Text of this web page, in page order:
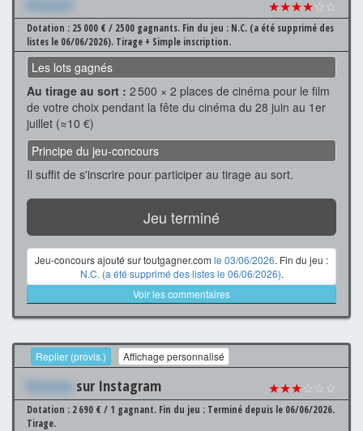
Xxxxxxx ★★★★☆☆
Dotation : 25 000 € / 2500 gagnants. Fin du jeu : N.C. (a été supprimé des
listes le 06/06/2026). Tirage + Simple inscription.
Les lots gagnés
Au tirage au sort : 2 500 × 2 places de cinéma pour le film
de votre choix pendant la fête du cinéma du 28 juin au 1er
juillet (≈10 €)
Principe du jeu-concours
Il suffit de s'inscrire pour participer au tirage au sort.
Jeu terminé
Jeu-concours ajouté sur toutgagner.com le 03/06/2026. Fin du jeu :
N.C. (a été supprimé des listes le 06/06/2026).
Voir les commentaires
Replier (provis.) Affichage personnalisé
Xxxxxxx sur Instagram ★★★☆☆☆
Dotation : 2 690 € / 1 gagnant. Fin du jeu : Terminé depuis le 06/06/2026.
Tirage.